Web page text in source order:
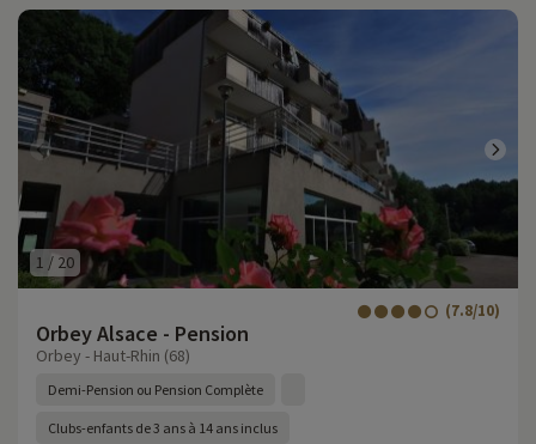
1 / 20
Orbey Alsace - Pension
(7.8/10)
Orbey - Haut-Rhin (68)
Demi-Pension ou Pension Complète
Clubs-enfants de 3 ans à 14 ans inclus